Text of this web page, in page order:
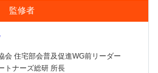
監修者
会 住宅部会普及促進WG前リーダー
トナーズ総研 所長